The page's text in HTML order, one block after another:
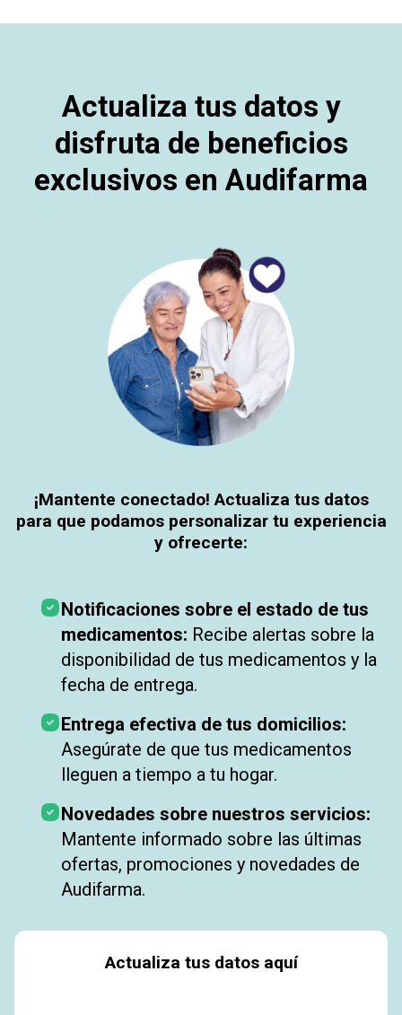
Actualiza tus datos y
disfruta de beneficios
exclusivos en Audifarma
¡Mantente conectado! Actualiza tus datos
para que podamos personalizar tu experiencia
y ofrecerte:
Notificaciones sobre el estado de tus
medicamentos: Recibe alertas sobre la
disponibilidad de tus medicamentos y la
fecha de entrega.
Entrega efectiva de tus domicilios:
Asegúrate de que tus medicamentos
lleguen a tiempo a tu hogar.
Novedades sobre nuestros servicios:
Mantente informado sobre las últimas
ofertas, promociones y novedades de
Audifarma.
Actualiza tus datos aquí